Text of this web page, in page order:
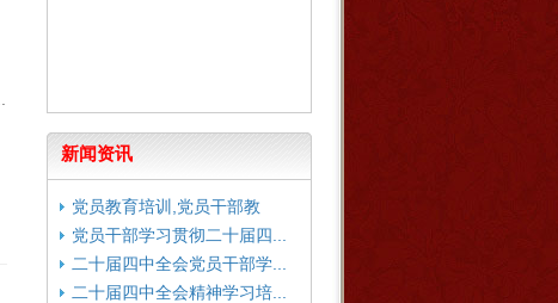
新闻资讯
党员教育培训,党员干部教
育...
党员干部学习贯彻二十届四...
二十届四中全会党员干部学...
二十届四中全会精神学习培...